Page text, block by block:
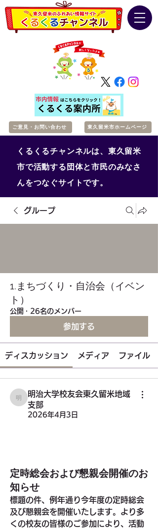
ご意見・お問い合わせ 東久留米市ホームページ
くるくるチャンネルは、東久留米
市で活動する団体と市民のみなさ
んをつなぐサイトです。
グループ
1.まちづくり・自治会（イベン
ト）
公開 · 26名のメンバー
参加する
ディスカッション メディア ファイル
明治大学校友会東久留米地域支部
明治大学校友会東久留米地域
支部
2026年4月3日
定時総会および懇親会開催のお
知らせ
標題の件、例年通り今年度の定時総会
及び懇親会を開催いたします。より多
くの校友の皆様のご参加により、活動